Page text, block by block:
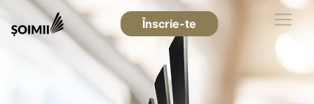
Înscrie-te